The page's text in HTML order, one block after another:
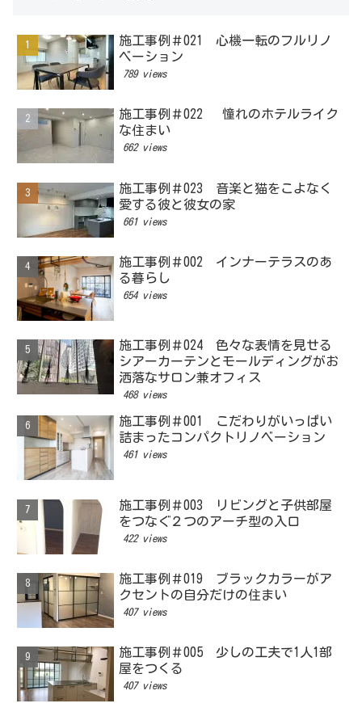
施工事例＃021 心機一転のフルリノ
ベーション
789 views
施工事例＃022 憧れのホテルライク
な住まい
662 views
施工事例＃023 音楽と猫をこよなく
愛する彼と彼女の家
661 views
施工事例＃002 インナーテラスのあ
る暮らし
654 views
施工事例＃024 色々な表情を見せる
シアーカーテンとモールディングがお
洒落なサロン兼オフィス
468 views
施工事例＃001 こだわりがいっぱい
詰まったコンパクトリノベーション
461 views
施工事例＃003 リビングと子供部屋
をつなぐ２つのアーチ型の入口
422 views
施工事例＃019 ブラックカラーがア
クセントの自分だけの住まい
407 views
施工事例＃005 少しの工夫で1人1部
屋をつくる
407 views